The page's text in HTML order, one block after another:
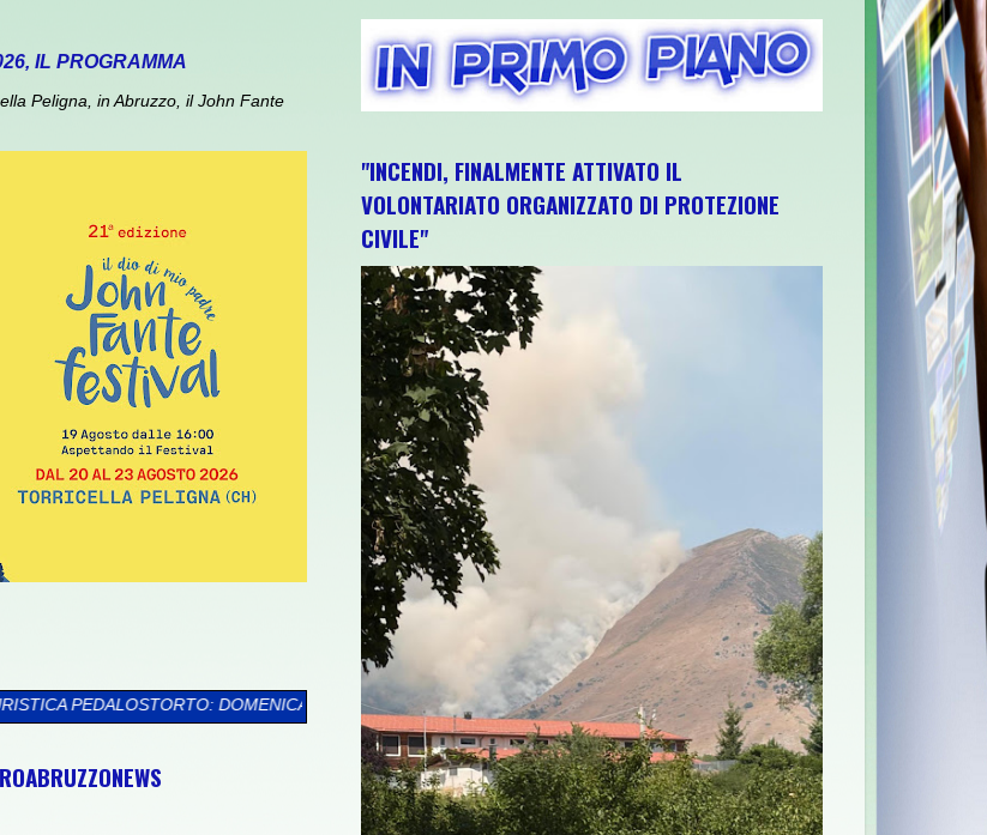
IL PROGRAMMA
Peligna, in Abruzzo, il John Fante
9 AGOSTO TORTORETO LIDO ACCOGLIE LA SESTA EDIZIONE TRA PEDALATE E SAPORI DEL TERRITORIO
"INCENDI, FINALMENTE ATTIVATO IL
VOLONTARIATO ORGANIZZATO DI PROTEZIONE
CIVILE"